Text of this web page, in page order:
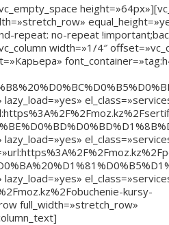
repeat: no-repeat
width=»1/4″
kursy-
full_width=»stretch_row»